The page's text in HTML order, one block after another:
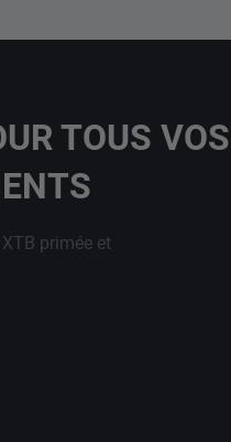
TOUS VOS
primée et